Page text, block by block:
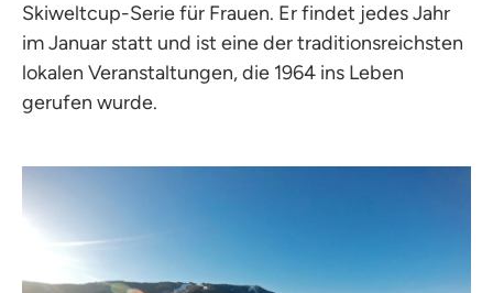
Skiweltcup-Serie für Frauen. Er findet jedes Jahr
im Januar statt und ist eine der traditionsreichsten
lokalen Veranstaltungen, die 1964 ins Leben
gerufen wurde.